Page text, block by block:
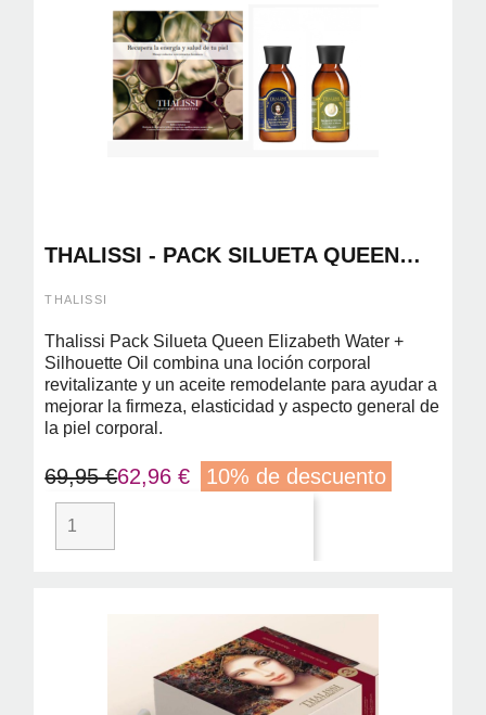
THALISSI - PACK SILUETA QUEEN
SILHOUETTE OIL 150ML
THALISSI
Thalissi Pack Silueta Queen Elizabeth Water +
Silhouette Oil combina una loción corporal
revitalizante y un aceite remodelante para ayudar a
mejorar la firmeza, elasticidad y aspecto general de
la piel corporal.
69,95 €62,96 € 10% de descuento